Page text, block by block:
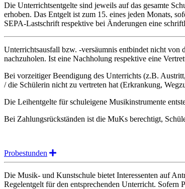
Die Unterrichtsentgelte sind jeweils auf das gesamte
erhoben. Das Entgelt ist zum 15. eines jeden Monats,
SEPA-Lastschrift respektive bei Änderungen eine
Unterrichtsausfall bzw. -versäumnis entbindet nicht von
nachzuholen. Ist eine Nachholung respektive eine
Bei vorzeitiger Beendigung des Unterrichts (z.B.
/ die Schülerin nicht zu vertreten hat (Erkrankung,
Die Leihentgelte für schuleigene Musikinstrumente
Bei Zahlungsrückständen ist die MuKs berechtigt,
Probestunden Expand
Die Musik- und Kunstschule bietet Interessenten auf
Regelentgelt für den entsprechenden Unterricht.